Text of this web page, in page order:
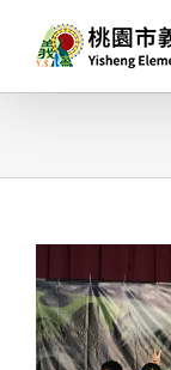
看
大
圖